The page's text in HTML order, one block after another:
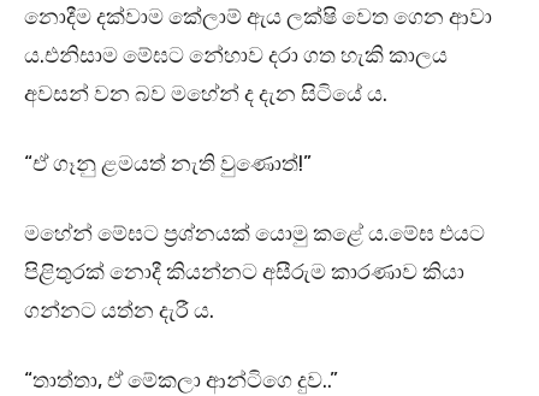
නොදීම දක්වාම කේලාම් ඇය ලක්ෂි වෙත ගෙන ආවා
ය.එනිසාම මේඝට නේහාව දරා ගත හැකි කාලය
අවසන් වන බව මහේන් ද දැන සිටියේ ය.
“ඒ ගෑනු ළමයත් නැති වුණොත්!”
මහේන් මේඝට ප්‍රශ්නයක් යොමු කළේ ය.මේඝ එයට
පිළිතුරක් නොදී කියන්නට අසීරුම කාරණාව කියා
ගන්නට යත්න දැරී ය.
“තාත්තා, ඒ මේකලා ආන්ටිගෙ දුව..”